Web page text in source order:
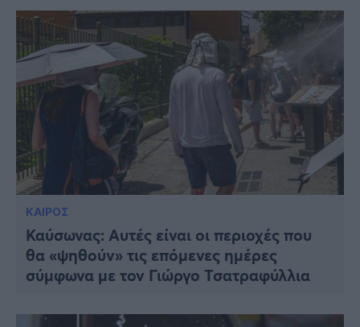
ΚΑΙΡΟΣ
Καύσωνας: Αυτές είναι οι περιοχές που
θα «ψηθούν» τις επόμενες ημέρες
σύμφωνα με τον Γιώργο Τσατραφύλλια